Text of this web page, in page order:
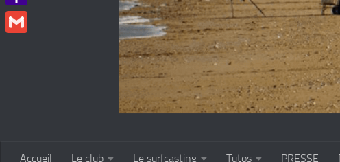
Accueil Le club Le surfcasting Tutos PRESSE
Yahoo